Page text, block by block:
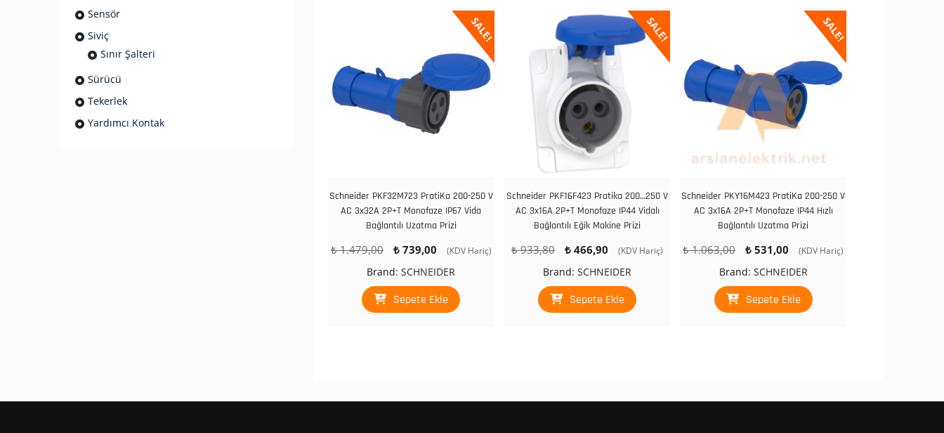
SALE!
Schneider PKF32M723 PratiKa 200-250 V
AC 3x32A 2P+T Monofaze IP67 Vida
Bağlantılı Uzatma Prizi
₺1.479,00
Orijinal
fiyat:
₺ 1.479,00.
₺739,00
Şu
fiyat:
₺ 739,00.
(KDV Hariç)
Brand:SCHNEIDER
Sepete Ekle
SALE!
Schneider PKF16F423 Pratika 200…250 V
AC 3x16A 2P+T Monofaze IP44 Vidalı
Bağlantılı Eğik Makine Prizi
₺933,80
Orijinal
fiyat:
₺ 933,80.
₺ 466,90
Şu
fiyat:
₺ 466,90.
(KDV Hariç)
Brand: SCHNEIDER
Sepete Ekle
SALE!
Schneider PKY16M423 PratiKa 200-250 V
AC 3x16A 2P+T Monofaze IP44 Hızlı
Bağlantılı Uzatma Prizi
₺1.063,00
Orijinal
fiyat:
₺ 1.063,00.
₺ 531,00
Şu
fiyat:
₺ 531,00.
(KDV Hariç)
Brand: SCHNEIDER
Sepete Ekle
Sensör
Siviç
Sınır Şalteri
Sürücü
Tekerlek
Yardımcı Kontak